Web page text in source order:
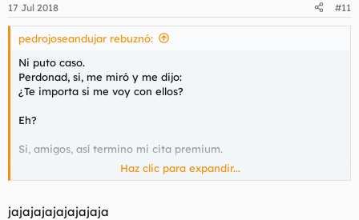
17 Jul 2018 #11
pedrojoseandujar rebuznó:
Ni puto caso.
Perdonad, si, me miró y me dijo:
¿Te importa si me voy con ellos?
Eh?
Si, amigos, así termino mi cita premium.
Superad eso.
Haz clic para expandir...
jajajajajajajajaja